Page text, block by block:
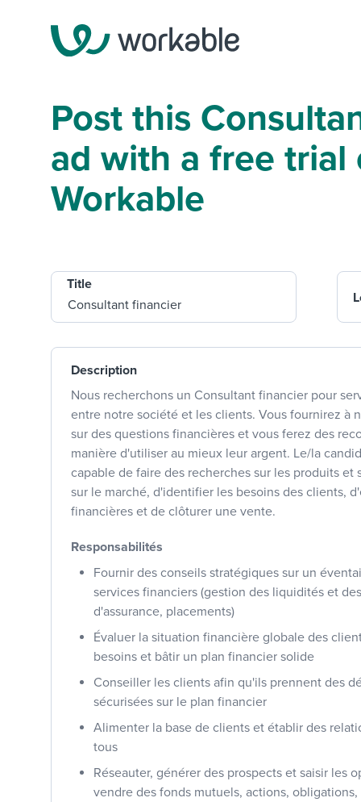
Post this
ad with a free trial
Workable
Title
Description
Nous recherchons un Consultant financier pour
entre notre société et les clients. Vous fournirez à
sur des questions financières et vous ferez des
manière d'utiliser au mieux leur argent. Le/la
capable de faire des recherches sur les produits et
sur le marché, d'identifier les besoins des clients,
financières et de clôturer une vente.
Responsabilités
Fournir des conseils stratégiques sur un
services financiers (gestion des liquidités et
d'assurance, placements)
Évaluer la situation financière globale des
besoins et bâtir un plan financier solide
Conseiller les clients afin qu'ils prennent des
sécurisées sur le plan financier
Alimenter la base de clients et établir des
tous
Réseauter, générer des prospects et saisir les
vendre des fonds mutuels, actions,